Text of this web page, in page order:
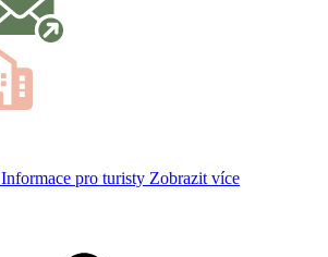
Informace pro turisty Zobrazit více